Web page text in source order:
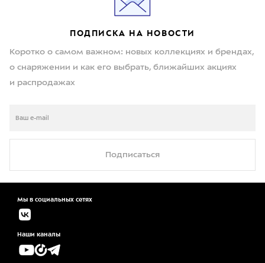
ПОДПИСКА НА НОВОСТИ
Коротко о самом важном: новых коллекциях и брендах,
о снаряжении и как его выбрать, ближайших акциях
и распродажах
Подписаться
Мы в социальных сетях
Наши каналы